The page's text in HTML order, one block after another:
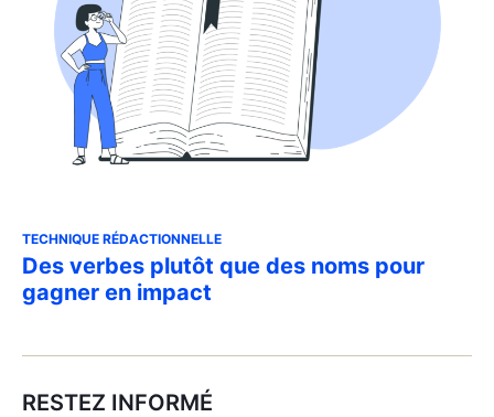
TECHNIQUE RÉDACTIONNELLE
Des verbes plutôt que des noms pour
gagner en impact
RESTEZ INFORMÉ